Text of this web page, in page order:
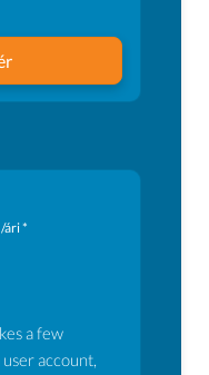
/ári *
a few
account,